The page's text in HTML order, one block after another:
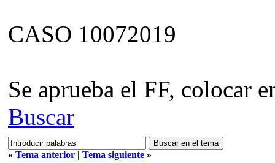
CASO 10072019
Se aprueba el FF, colocar
Buscar
« Tema anterior | Tema siguiente »